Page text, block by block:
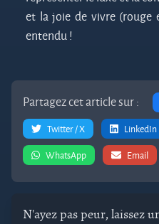
et la joie de vivre (rouge
entendu !
Partagez cet article sur :
Twitter / X LinkedIn
WhatsApp Email
N'ayez pas peur, laissez